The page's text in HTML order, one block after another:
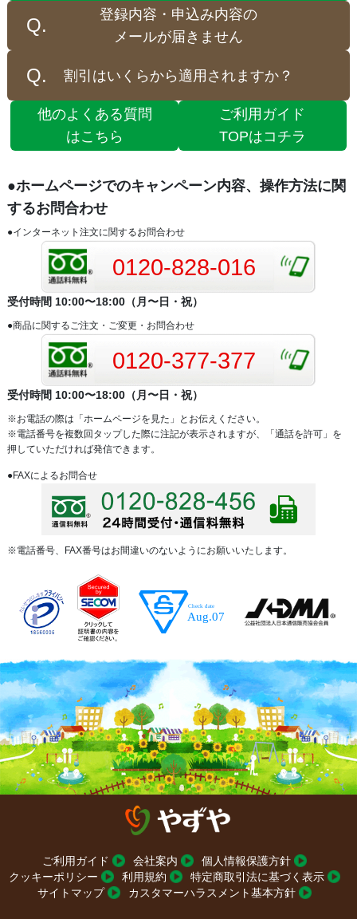
登録内容・申込み内容の
メールが届きません
割引はいくらから適用されますか？
他のよくある質問
はこちら
ご利用ガイド
TOPはコチラ
●ホームページでのキャンペーン内容、操作方法に関
するお問合わせ
●インターネット注文に関するお問合わせ
0120-828-016
受付時間 10:00〜18:00（月〜日・祝）
●商品に関するご注文・ご変更・お問合わせ
0120-377-377
受付時間 10:00〜18:00（月〜日・祝）
※お電話の際は「ホームページを見た」とお伝えください。
※電話番号を複数回タップした際に注記が表示されますが、「通話を許可」を
押していただければ発信できます。
●FAXによるお問合せ
※電話番号、FAX番号はお間違いのないようにお願いいたします。
ご利用ガイド 会社案内
個人情報保護方針
クッキーポリシー
利用規約
特定商取引法に基づく表示
サイトマップ
カスタマーハラスメント基本方針